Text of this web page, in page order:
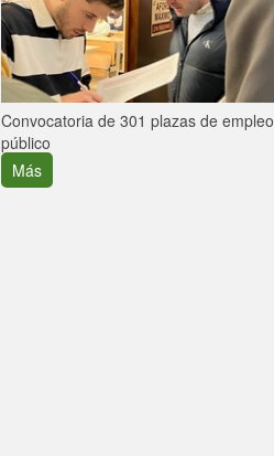
Convocatoria de 301 plazas de empleo
público
Más